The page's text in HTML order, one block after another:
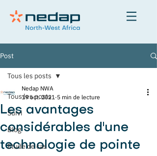
Post
Tous les posts
Suivi
Blog
Etude de cas
Tous les posts
Les avantages
considérables d'une
technologie de pointe
Nedap NWA
19 oct. 2021 5 min de lecture